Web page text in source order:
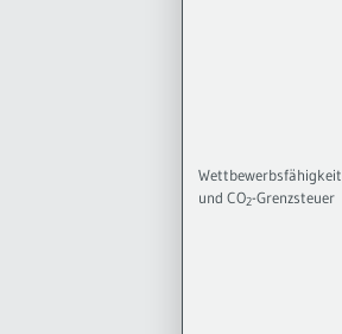
Wettbewerbsfähigkeit
und CO2-Grenzsteuer